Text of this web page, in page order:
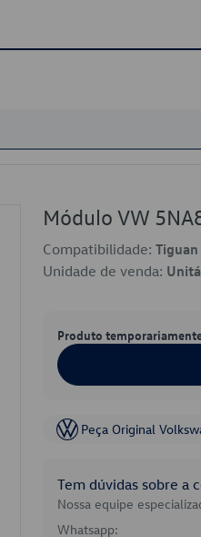
Módulo VW
Compatibilidade: Tiguan
Unidade de venda:
Produto
Peça Original
Tem dúvidas sobre a
Nossa equipe
Whatsapp: